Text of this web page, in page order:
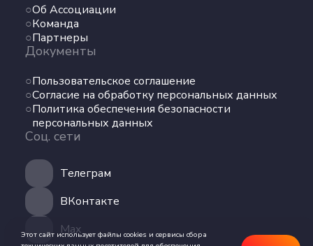
Об Ассоциации
Команда
Партнеры
Документы
Пользовательское соглашение
Согласие на обработку персональных данных
Политика обеспечения безопасности
персональных данных
Соц. сети
Телеграм
ВКонтакте
Max
Пользовательское соглашение
Согласие на обработку персональных данных
Политика обеспечения безопасности
персональных данных
сети
Телеграм
ВКонтакте
Max
Этот сайт использует файлы cookies и сервисы сбора